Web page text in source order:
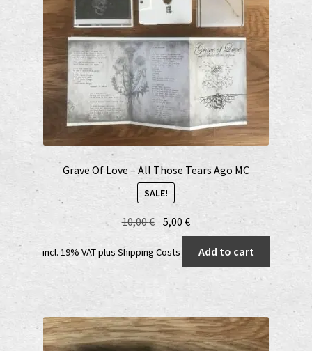
Grave Of Love – All Those Tears Ago MC
SALE!
10,00€ Original
was:
5,00€Current
price
is:
incl. 19% VATplus Shipping Costs Add to cart